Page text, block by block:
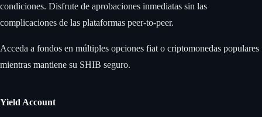
condiciones. Disfrute de aprobaciones inmediatas sin las
complicaciones de las plataformas peer-to-peer.
Acceda a fondos en múltiples opciones fiat o criptomonedas populares
mientras mantiene su SHIB seguro.
Yield Account